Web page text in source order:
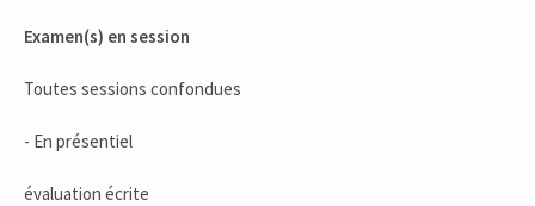
Examen(s) en session
Toutes sessions confondues
- En présentiel
évaluation écrite